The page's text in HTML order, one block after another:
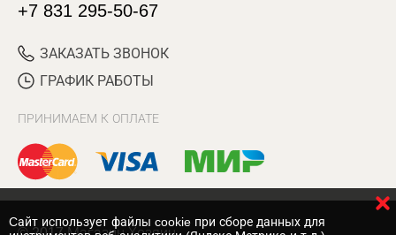
+7 831 295-50-67
ЗАКАЗАТЬ ЗВОНОК
ГРАФИК РАБОТЫ
ПРИНИМАЕМ К ОПЛАТЕ
Cайт использует файлы cookie при сборе данных для